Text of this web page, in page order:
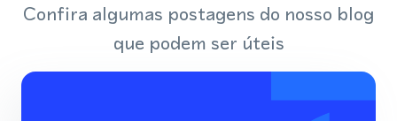
Confira algumas postagens do nosso blog
que podem ser úteis